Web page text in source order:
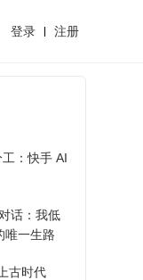
登录 注册
：快手 AI
话：我低
唯一生路
古时代